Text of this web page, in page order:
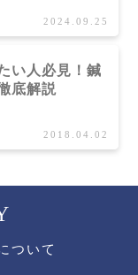
2024.09.25
い人必見！鍼
底解説
2018.04.02
ついて